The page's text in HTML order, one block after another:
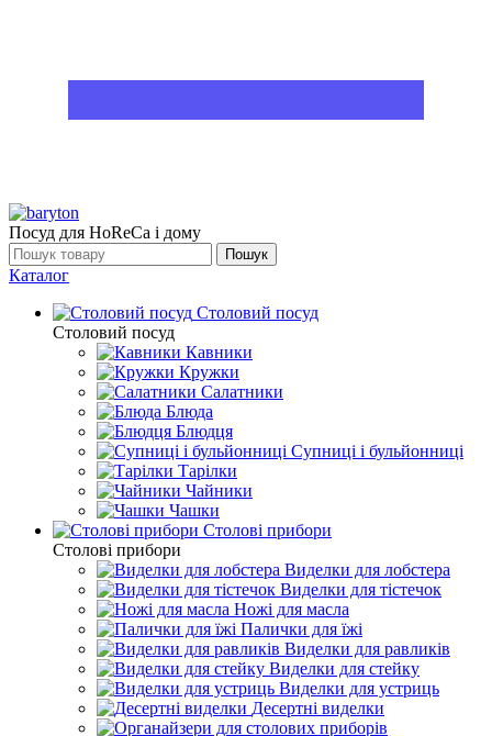
Посуд для HoReCa і дому
Пошук
Каталог
Столовий посуд
Столовий посуд
Кавники
Кружки
Салатники
Блюда
Блюдця
Супниці і бульйонниці
Тарілки
Чайники
Чашки
Столові прибори
Столові прибори
Виделки для лобстера
Виделки для тістечок
Ножі для масла
Палички для їжі
Виделки для равликів
Виделки для стейку
Виделки для устриць
Десертні виделки